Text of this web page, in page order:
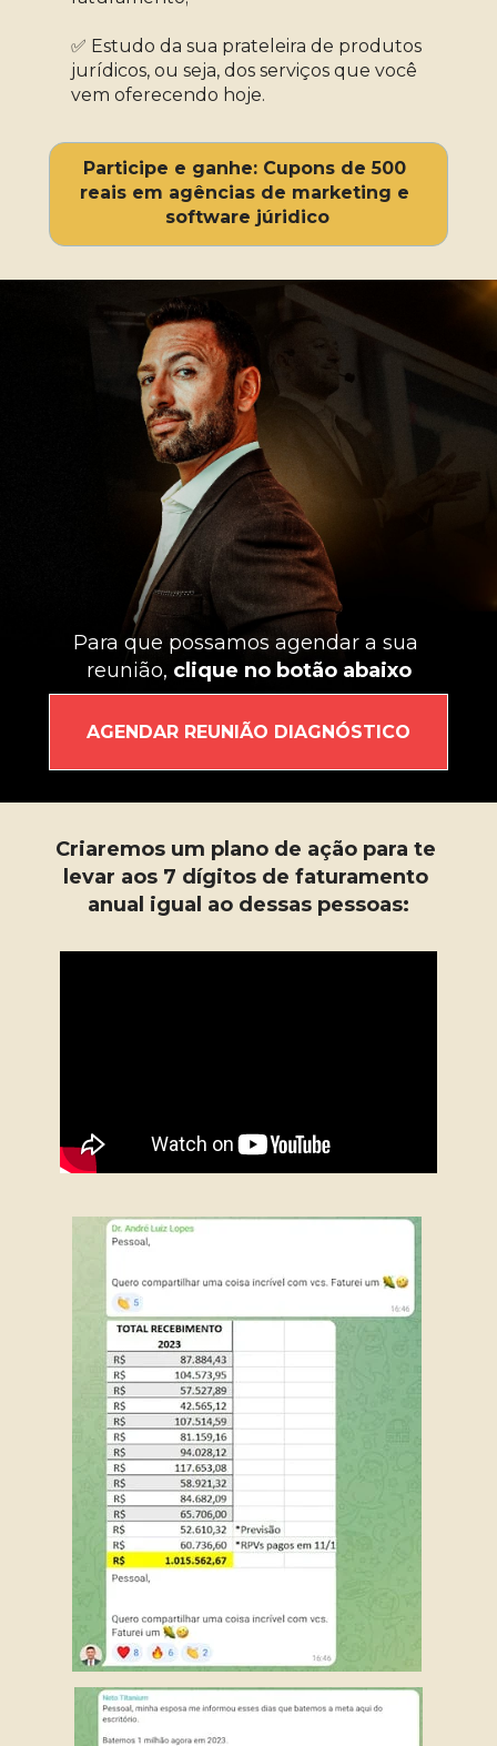
✅ Estudo da sua prateleira de produtos
jurídicos, ou seja, dos serviços que você
vem oferecendo hoje.
Participe e ganhe: Cupons de 500
reais em agências de marketing e
software júridico
Para que possamos agendar a sua
reunião, clique no botão abaixo
AGENDAR REUNIÃO DIAGNÓSTICO
Criaremos um plano de ação para te
levar aos 7 dígitos de faturamento
anual igual ao dessas pessoas: